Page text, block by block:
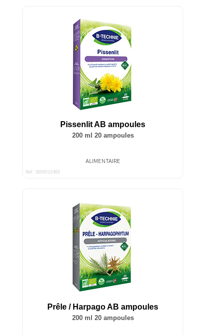
Pissenlit AB ampoules
200 ml 20 ampoules
ALIMENTAIRE
Ref : 5000032483
Prêle / Harpago AB ampoules
200 ml 20 ampoules